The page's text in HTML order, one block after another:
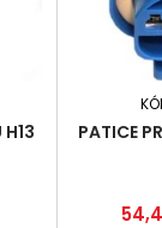
PATICE